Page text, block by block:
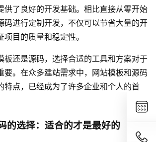
供了良好的开发基础。相比直接从零开始
码进行定制开发，不仅可以节省大量的开
目的质量和稳定性。
板还是源码，选择合适的工具和方案对于
要。在众多建站需求中，网站模板和源码
特点，已经成为了许多企业和个人的首
的选择：适合的才是最好的